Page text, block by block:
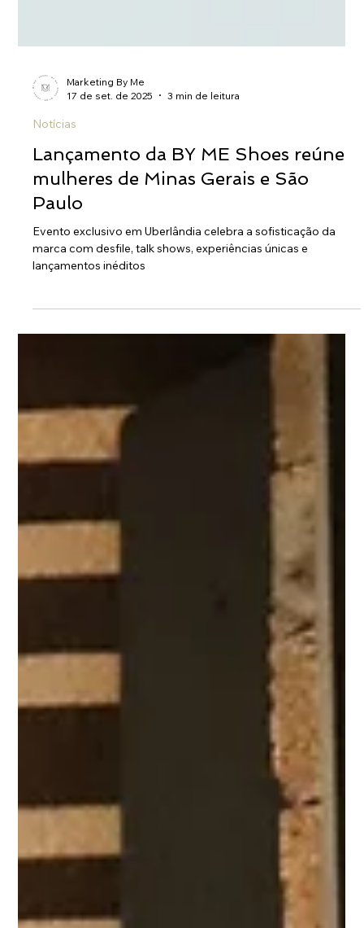
Marketing By Me
17 de set. de 2025
Notícias
Lançamento da BY ME Shoes reúne
mulheres de Minas Gerais e São
Paulo
lançamentos inéditos